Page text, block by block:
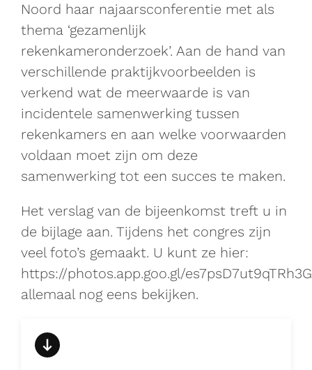
Noord haar najaarsconferentie met als
thema ‘gezamenlijk
rekenkameronderzoek’. Aan de hand van
verschillende praktijkvoorbeelden is
verkend wat de meerwaarde is van
incidentele samenwerking tussen
rekenkamers en aan welke voorwaarden
voldaan moet zijn om deze
samenwerking tot een succes te maken.
Het verslag van de bijeenkomst treft u in
de bijlage aan. Tijdens het congres zijn
veel foto’s gemaakt. U kunt ze hier:
https://photos.app.goo.gl/
allemaal nog eens bekijken.